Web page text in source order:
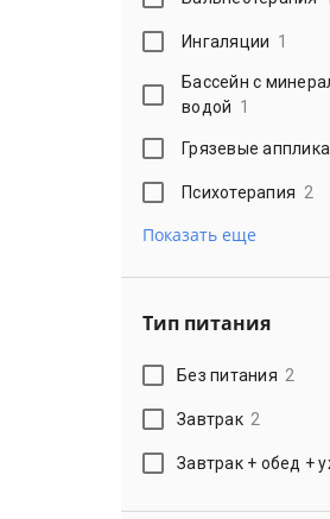
Ингаляции 1
Бассейн с
водой 1
Грязевые
Психотерапия 2
Показать еще
Тип питания
Без питания 2
Завтрак 2
Завтрак + обед +